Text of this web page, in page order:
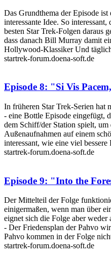
Das Grundthema der Episode
interessante Idee. So
besten Star Trek-Folgen daraus
dass danach Bill Murray damit
Hollywood-Klassiker Und
startrek-forum.doena-soft.de
Episode 8: "Si Vis
In früheren Star Trek-Serien hat
- eine Bottle Episode eingefügt,
dem Schiff/der Station spielt, um
Außenaufnahmen auf einem
interessant, wie eine viel bessere
startrek-forum.doena-soft.de
Episode 9: "Into the
Der Mittelteil der Folge
einigermaßen, wenn man über
eignet sich die Folge aber
- Der Friedensplan der Pahvo
Pahvo kommen in der Folge
startrek-forum.doena-soft.de